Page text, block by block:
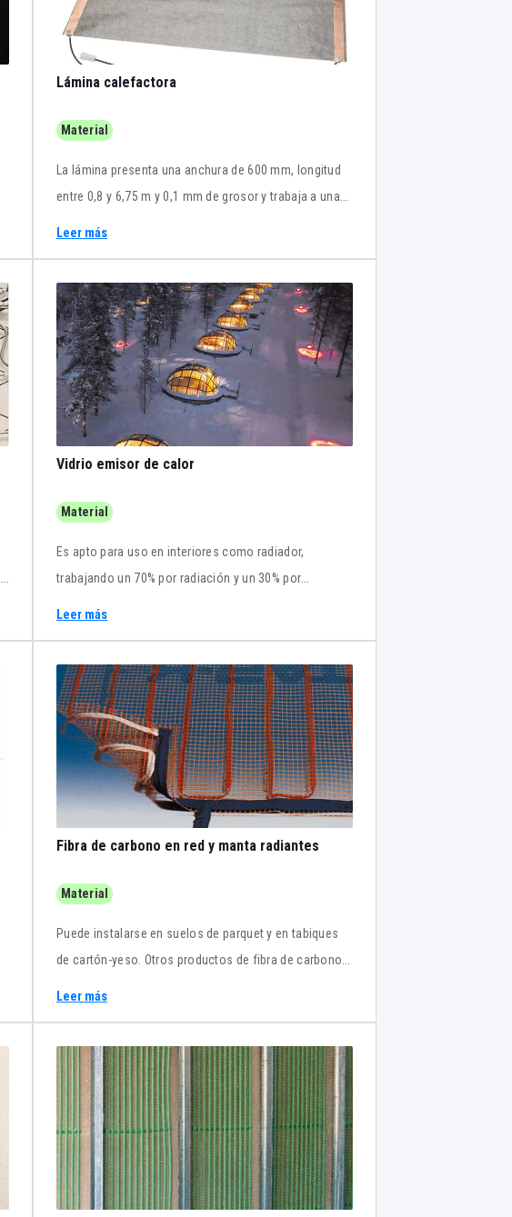
Lámina calefactora
Material
La lámina presenta una anchura de 600 mm, longitud
entre 0,8 y 6,75 m y 0,1 mm de grosor y trabaja a una
Leer más
Vidrio emisor de calor
Material
Es apto para uso en interiores como radiador,
trabajando un 70% por radiación y un 30% por
Leer más
Fibra de carbono en red y manta radiantes
Material
Puede instalarse en suelos de parquet y en tabiques
de cartón-yeso. Otros productos de fibra de carbono:
Leer más